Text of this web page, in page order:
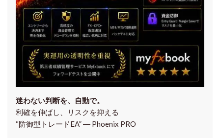
迷わない判断を、自動で。
利確を伸ばし、リスクを抑える
“防御型トレードEA” ― Phoenix PRO